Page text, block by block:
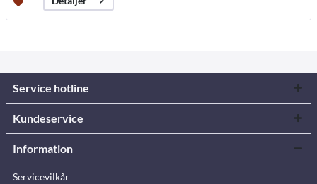
Service hotline
Kundeservice
Information
Servicevilkår